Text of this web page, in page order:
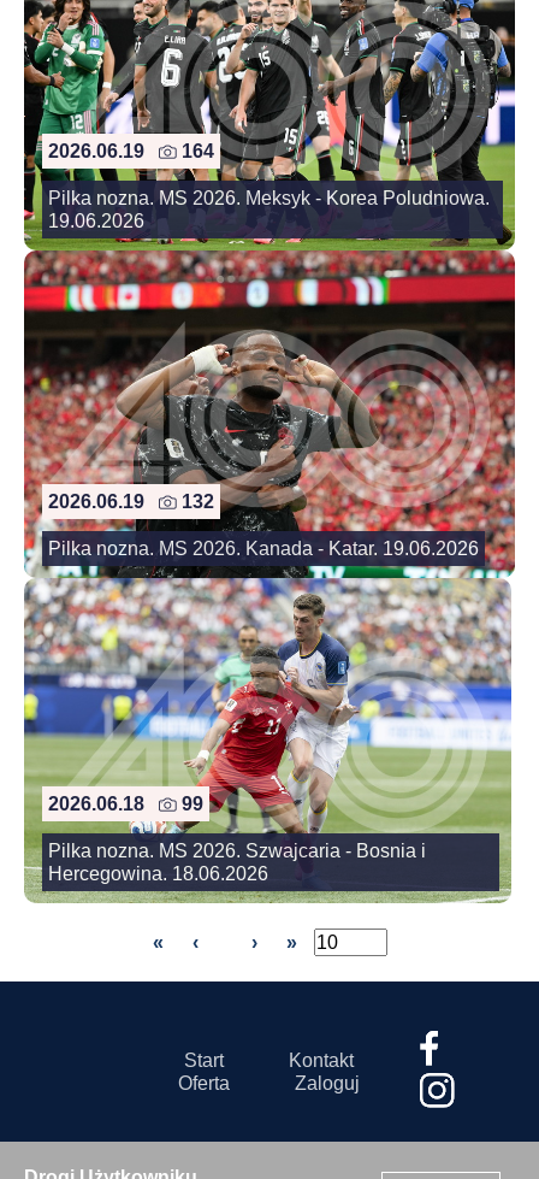
2026.06.19 164
Pilka nozna. MS 2026. Meksyk - Korea Poludniowa.
19.06.2026
2026.06.19 132
Pilka nozna. MS 2026. Kanada - Katar. 19.06.2026
2026.06.18 99
Pilka nozna. MS 2026. Szwajcaria - Bosnia i
Hercegowina. 18.06.2026
« ‹ › »
Start
Kontakt
Oferta
Zaloguj